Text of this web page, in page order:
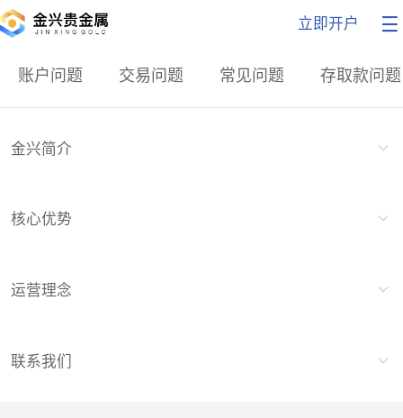
立即开户
账户问题 交易问题 常见问题 存取款问题
金兴简介
核心优势
运营理念
联系我们